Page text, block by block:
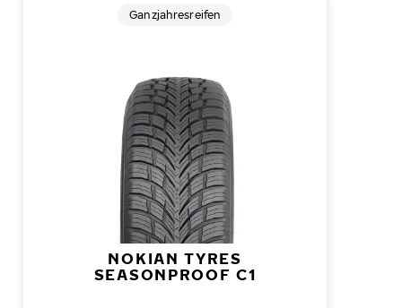
NOKIAN TYRES
SEASONPROOF C1
Ganzjahresreifen